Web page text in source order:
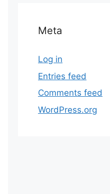
Meta
Log in
Entries feed
Comments feed
WordPress.org